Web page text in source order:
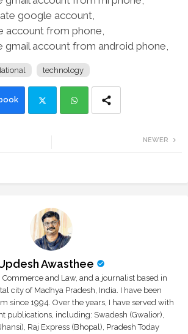
google account,
account from phone,
account from android phone,
technology
NEWER
Awasthee
Commerce and Law, and a journalist based in
city of Madhya Pradesh, India. I have been
since 1994. Over the years, I have served with
publications, including: Swadesh (Gwalior),
Raj Express (Bhopal), Pradesh Today